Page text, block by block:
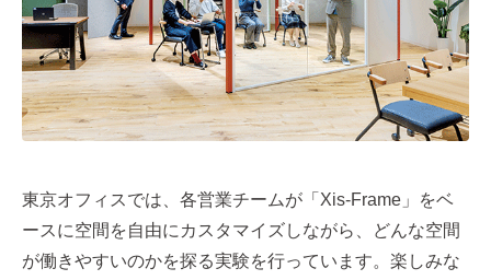
東京オフィスでは、各営業チームが「Xis-Frame」をベ
ースに空間を自由にカスタマイズしながら、どんな空間
が働きやすいのかを探る実験を行っています。楽しみな